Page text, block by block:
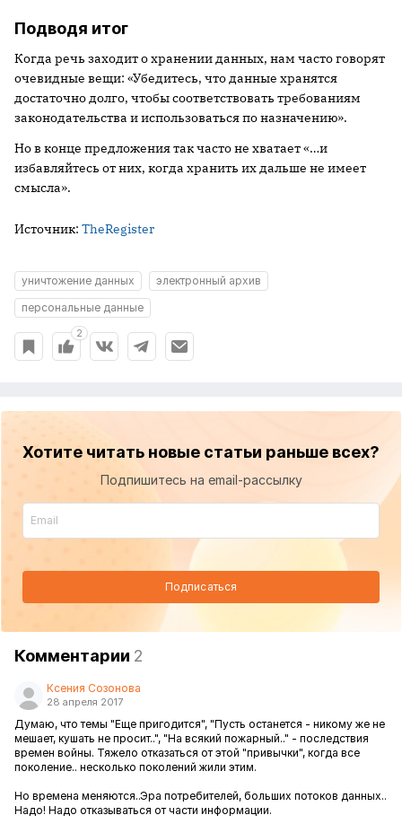
Подводя итог
Когда речь заходит о хранении данных, нам часто говорят
очевидные вещи: «Убедитесь, что данные хранятся
достаточно долго, чтобы соответствовать требованиям
законодательства и использоваться по назначению».
Но в конце предложения так часто не хватает «…и
избавляйтесь от них, когда хранить их дальше не имеет
смысла».
Источник: TheRegister
уничтожение данных
электронный архив
персональные данные
2
Хотите читать новые статьи раньше всех?
Подпишитесь на email-рассылку
Подписаться
Комментарии 2
Ксения Созонова
28 апреля 2017
Думаю, что темы "Еще пригодится", "Пусть останется - никому же не
мешает, кушать не просит..", "На всякий пожарный.." - последствия
времен войны. Тяжело отказаться от этой "привычки", когда все
поколение.. несколько поколений жили этим.
Но времена меняются..Эра потребителей, больших потоков данных..
Надо! Надо отказываться от части информации.